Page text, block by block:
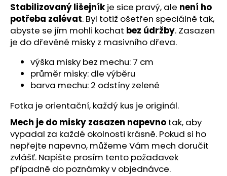
Stabilizovaný lišejník je sice pravý, ale není ho
potřeba zalévat. Byl totiž ošetřen speciálně tak,
abyste se jím mohli kochat bez údržby. Zasazen
je do dřevěné misky z masivního dřeva.
výška misky bez mechu: 7 cm
průměr misky: dle výběru
barva mechu: 2 odstíny zelené
Fotka je orientační, každý kus je originál.
Mech je do misky zasazen napevno tak, aby
vypadal za každé okolnosti krásně. Pokud si ho
nepřejte napevno, můžeme Vám mech doručit
zvlášť. Napište prosím tento požadavek
případně do poznámky v objednávce.
D
o
p
o
j
e
m
e